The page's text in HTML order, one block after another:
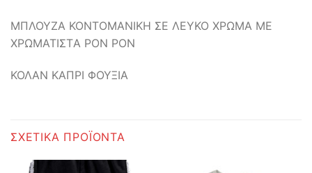
ΜΠΛΟΥΖΑ ΚΟΝΤΟΜΑΝΙΚΗ ΣΕ ΛΕΥΚΟ ΧΡΩΜΑ ME
ΧΡΩΜΑΤΙΣΤA PON PON
ΚΟΛΑΝ ΚΑΠΡΙ ΦΟΥΞΙΑ
ΣΧΕΤΙΚΆ ΠΡΟΪΌΝΤΑ